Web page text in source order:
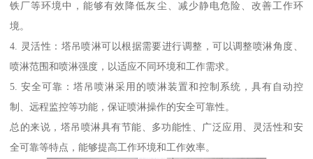
铁厂等环境中，能够有效降低灰尘、减少静电危险、改善工作环
境。
4. 灵活性：塔吊喷淋可以根据需要进行调整，可以调整喷淋角度、
喷淋范围和喷淋强度，以适应不同环境和工作需求。
5. 安全可靠：塔吊喷淋采用的喷淋装置和控制系统，具有自动控
制、远程监控等功能，保证喷淋操作的安全可靠性。
总的来说，塔吊喷淋具有节能、多功能性、广泛应用、灵活性和安
全可靠等特点，能够提高工作环境和工作效率。